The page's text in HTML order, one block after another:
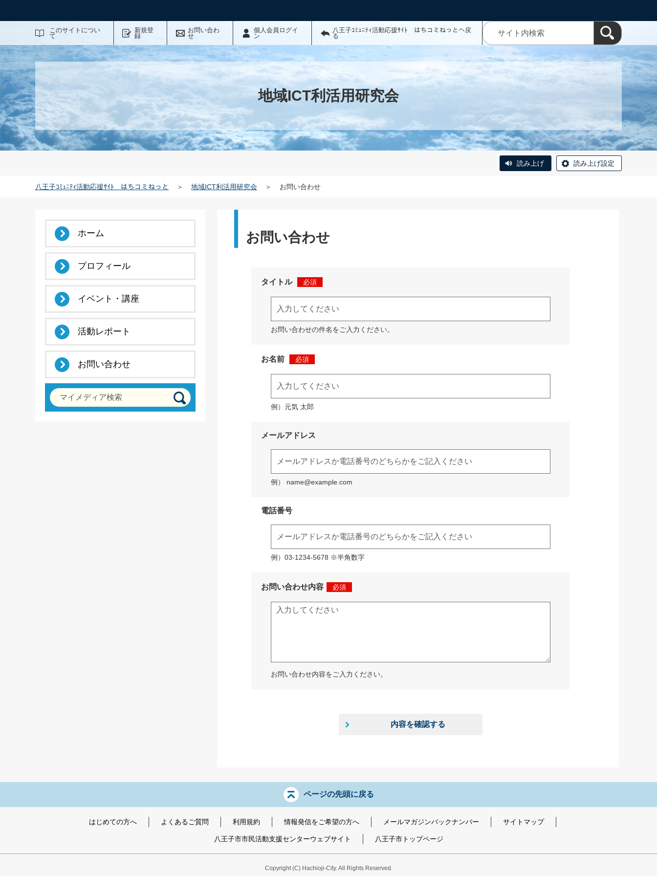
このサイトについ
て
新規登
録
お問い合わ
せ
個人会員ログイ
ン
八王子ｺﾐｭﾆﾃｨ活動応援ｻｲﾄ はちコミねっとへ戻
る
サイト内検索
地域ICT利活用研究会
読み上げ 読み上げ設定
八王子ｺﾐｭﾆﾃｨ活動応援ｻｲﾄ はちコミねっと ＞ 地域ICT利活用研究会 ＞ お問い合わせ
お問い合わせ
タイトル 必須
お問い合わせの件名をご入力ください。
お名前 必須
例）元気 太郎
メールアドレス
例） name@example.com
電話番号
例）03-1234-5678 ※半角数字
お問い合わせ内容 必須
お問い合わせ内容をご入力ください。
内容を確認する
ホーム
プロフィール
イベント・講座
活動レポート
お問い合わせ
マイメディア検索
ページの先頭に戻る
はじめての方へ よくあるご質問 利用規約 情報発信をご希望の方へ メールマガジンバックナンバー サイトマップ
八王子市市民活動支援センターウェブサイト 八王子市トップページ
Copyright(C) Hachioji-City. All Rights Reserved.